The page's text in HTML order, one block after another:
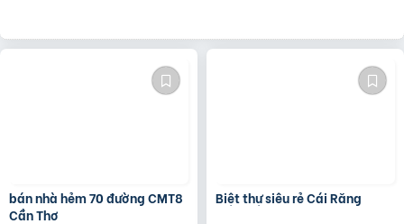
bán nhà hẻm 70 đường CMT8
Cần Thơ
Biệt thự siêu rẻ Cái Răng